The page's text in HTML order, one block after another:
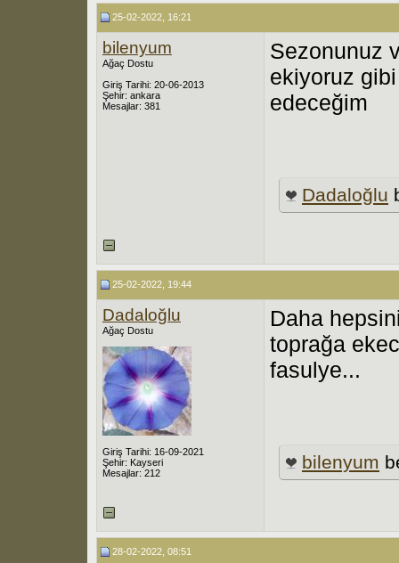
25-02-2022, 16:21
bilenyum
Ağaç Dostu
Giriş Tarihi: 20-06-2013
Şehir: ankara
Mesajlar: 381
Sezonunuz
ekiyoruz
edeceğim
Dadaloğlu
25-02-2022, 19:44
Dadaloğlu
Ağaç Dostu
Giriş Tarihi: 16-09-2021
Şehir: Kayseri
Mesajlar: 212
Daha
toprağa
fasulye...
bilenyum
28-02-2022, 08:51